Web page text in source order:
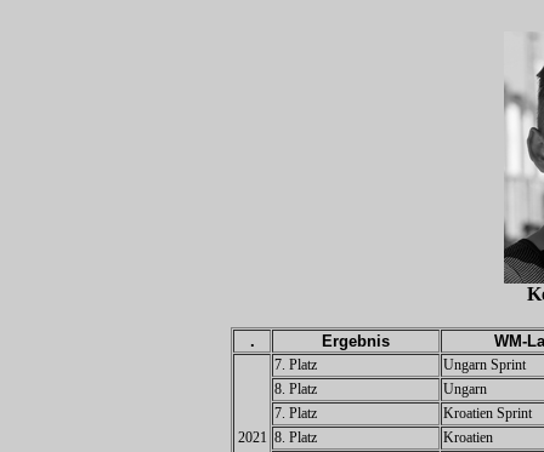
. Ergebnis WM-
2021
7. Platz
Ungarn Sprint
8. Platz
Ungarn
7. Platz
Kroatien Sprint
8. Platz
Kroatien